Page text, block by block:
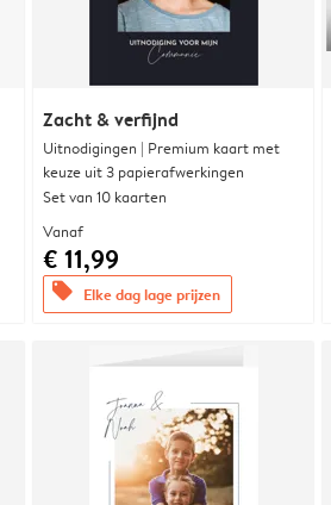
Zacht & verfijnd
Uitnodigingen | Premium kaart met
keuze uit 3 papierafwerkingen
Set van 10 kaarten
Vanaf
€ 11,99
offers Elke dag lage prijzen